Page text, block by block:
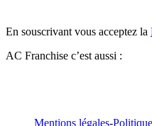
En souscrivant vous acceptez la
AC Franchise c’est aussi :
Mentions légales-